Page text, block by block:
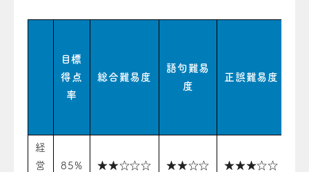
目標
得点
率
総合難易度
語句難易
度
正誤難易度
経
営
85% ★★☆☆☆ ★★☆☆ ★★★☆☆